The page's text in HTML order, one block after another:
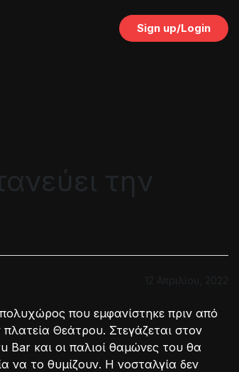
Sign up/Login
την
12 Απριλίου, 2022
που εμφανίστηκε πριν από
πλατεία Θεάτρου. Στεγάζεται στον
Bar και οι παλιοί θαμώνες του θα
να το θυμίζουν. Η νοσταλγία δεν